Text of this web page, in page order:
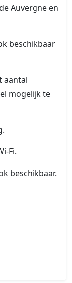
Auvergne en
beschikbaar
aantal
mogelijk te
Fi.
beschikbaar.